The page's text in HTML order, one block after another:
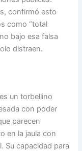
confirmó esto
como “total
bajo esa falsa
distraen.
un torbellino
con poder
parecen
en la jaula con
Su capacidad para